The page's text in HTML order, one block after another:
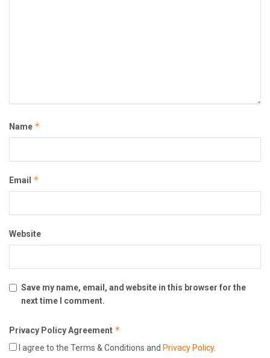
Name *
Email *
Website
Save my name, email, and website in this browser for the
next time I comment.
Privacy Policy Agreement *
I agree to the Terms & Conditions and Privacy Policy.